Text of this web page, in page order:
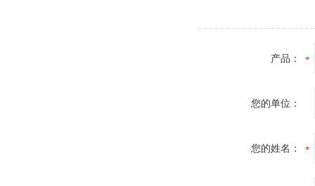
产品：
您的单位：
您的姓名：